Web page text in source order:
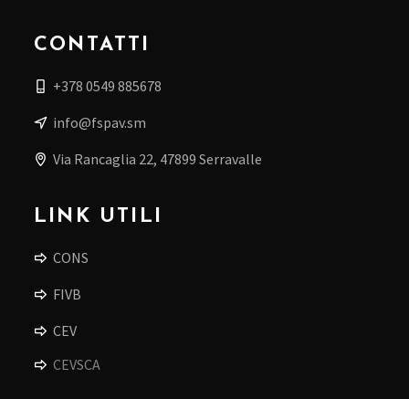
CONTATTI
+378 0549 885678
info@fspav.sm
Via Rancaglia 22, 47899 Serravalle
LINK UTILI
CONS
FIVB
CEV
CEVSCA